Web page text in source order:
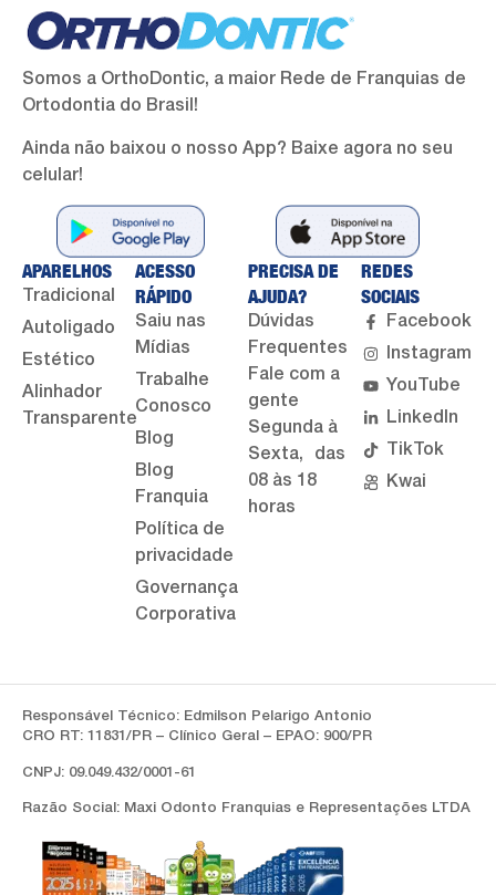
Somos a OrthoDontic, a maior Rede de Franquias de
Ortodontia do Brasil!
Ainda não baixou o nosso App? Baixe agora no seu
celular!
APARELHOS
Tradicional
Autoligado
Estético
Alinhador
Transparente
ACESSO
RÁPIDO
Saiu nas
Mídias
Trabalhe
Conosco
Blog
Blog
Franquia
Política de
privacidade
Governança
Corporativa
PRECISA DE
AJUDA?
Dúvidas
Frequentes
Fale com a
gente
Segunda à
Sexta, das
08 às 18
horas
REDES
SOCIAIS
Facebook
Instagram
YouTube
LinkedIn
TikTok
Kwai
Responsável Técnico: Edmilson Pelarigo Antonio
CRO RT: 11831/PR – Clínico Geral – EPAO: 900/PR
CNPJ: 09.049.432/0001-61
Razão Social: Maxi Odonto Franquias e Representações LTDA